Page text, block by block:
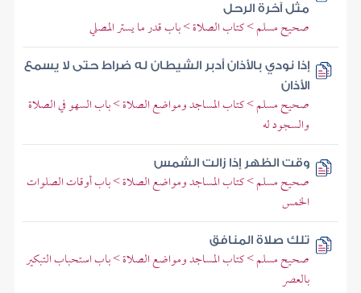
مثل آخرة الرحل
صحيح مسلم > كتاب الصلاة > باب قدر ما يستر المصلي
إذا نودي بالأذان أدبر الشيطان له ضراط حتى لا يسمع
الأذان
صحيح مسلم > كتاب المساجد ومواضع الصلاة > باب السهو في الصلاة
والسجود له
وقت الظهر إذا زالت الشمس
صحيح مسلم > كتاب المساجد ومواضع الصلاة > باب أوقات الصلوات
الخمس
تلك صلاة المنافق
صحيح مسلم > كتاب المساجد ومواضع الصلاة > باب استحباب التبكير
بالعصر